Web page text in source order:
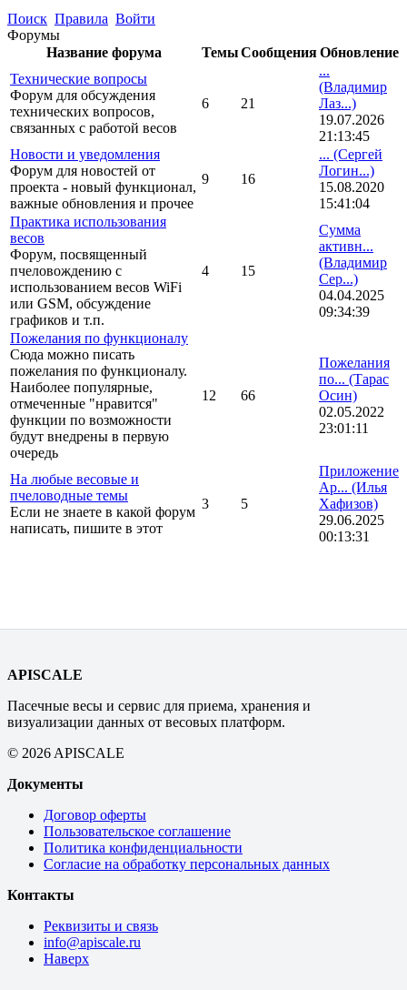
Поиск Правила Войти
Форумы
Название форума
ТемыСообщенияОбновление
Технические вопросы
Форум для обсуждения
технических вопросов,
связанных с работой весов
6 21
...
(Владимир
Лаз...)
19.07.2026
21:13:45
Новости и уведомления
Форум для новостей от
проекта - новый функционал,
важные обновления и прочее
9 16
... (Сергей
Логин...)
15.08.2020
15:41:04
Практика использования
весов
Форум, посвященный
пчеловождению с
использованием весов WiFi
или GSM, обсуждение
графиков и т.п.
4 15
Сумма
активн...
(Владимир
Сер...)
04.04.2025
09:34:39
Пожелания по функционалу
Сюда можно писать
пожелания по функционалу.
Наиболее популярные,
отмеченные "нравится"
функции по возможности
будут внедрены в первую
очередь
12 66
Пожелания
по... (Тарас
Осин)
02.05.2022
23:01:11
На любые весовые и
пчеловодные темы
Если не знаете в какой форум
написать, пишите в этот
3 5
Приложение
Ap... (Илья
Хафизов)
29.06.2025
00:13:31
APISCALE
Пасечные весы и сервис для приема, хранения и
визуализации данных от весовых платформ.
© 2026 APISCALE
Документы
Договор оферты
Пользовательское соглашение
Политика конфиденциальности
Согласие на обработку персональных данных
Контакты
Реквизиты и связь
info@apiscale.ru
Наверх